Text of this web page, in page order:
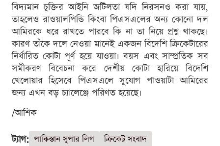
বিদ্যমান চুক্তির আইনি জটিলতা যদি নিরসনও করা যায়,
তাহলেও রাওয়ালপিন্ডি কিংবা পিএসএলের অন্য কোনো দল
আমিরকে ধরে রাখতে পারবে কি না তা নিয়ে প্রশ্ন থাকছে।
কারণ তাঁকে দলে নেওয়া মানেই একজন বিদেশি ক্রিকেটারের
নির্ধারিত কোটা পূর্ণ হয়ে যাওয়া। বয়স এবং সাম্প্রতিক সব
সমীকরণ বিবেচনা করে দেশীয় কোটা হারিয়ে বিদেশি
খেলোয়ার হিসেবে পিএসএলে সুযোগ পাওয়াটা আমিরের
জন্য এখন বড় চ্যালেঞ্জে পরিণত হয়েছে।
/আশিক
ট্যাগ: পাকিস্তান সুপার লিগ
ক্রিকেট সংবাদ